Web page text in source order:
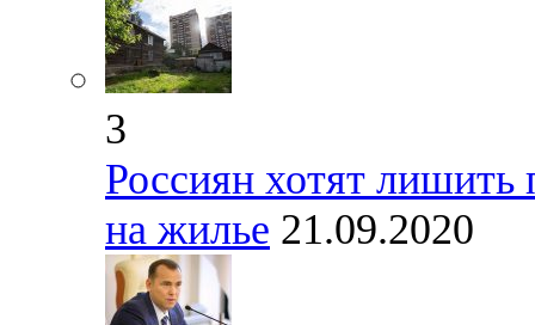
3
Россиян хотят лишить
на жилье 21.09.2020